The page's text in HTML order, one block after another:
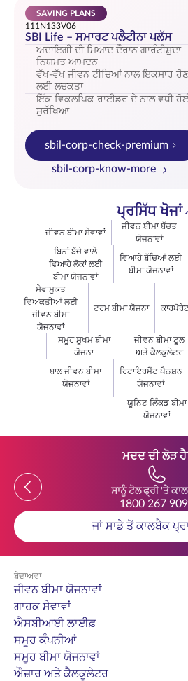
111N133V06
SAVING PLANS
SBI Life – ਸਮਾਰਟ ਪਲੈਟੀਨਾ ਪਲੱਸ
ਅਦਾਇਗੀ ਦੀ ਮਿਆਦ ਦੌਰਾਨ ਗਾਰੰਟੀਸ਼ੁਦਾ
ਨਿਯਮਤ ਆਮਦਨ
ਵੱਖ-ਵੱਖ ਜੀਵਨ ਟੀਚਿਆਂ ਨਾਲ ਇਕਸਾਰ ਹੋਣ
ਲਈ ਲਚਕਤਾ
ਇੱਕ ਵਿਕਲਪਿਕ ਰਾਈਡਰ ਦੇ ਨਾਲ ਵਧੀ
ਸੁਰੱਖਿਆ
sbil-corp-check-premium
sbil-corp-know-more
ਪ੍ਰਸਿੱਧ ਖੋਜਾਂ
ਜੀਵਨ ਬੀਮਾ ਸੇਵਾਵਾਂ
ਜੀਵਨ ਬੀਮਾ ਬੱਚਤ
ਯੋਜਨਾਵਾਂ
ਬਿਨਾਂ ਬੱਚੇ ਵਾਲੇ
ਵਿਆਹੇ ਲੋਕਾਂ ਲਈ
ਬੀਮਾ ਯੋਜਨਾਵਾਂ
ਵਿਆਹੇ ਬੱਚਿਆਂ ਲਈ
ਬੀਮਾ ਯੋਜਨਾਵਾਂ
ਸੇਵਾਮੁਕਤ
ਵਿਅਕਤੀਆਂ ਲਈ
ਜੀਵਨ ਬੀਮਾ
ਯੋਜਨਾਵਾਂ
ਟਰਮ ਬੀਮਾ ਯੋਜਨਾ
ਸਮੂਹ ਸੂਖਮ ਬੀਮਾ
ਯੋਜਨਾ
ਜੀਵਨ ਬੀਮਾ ਟੂਲ
ਅਤੇ ਕੈਲਕੁਲੇਟਰ
ਬਾਲ ਜੀਵਨ ਬੀਮਾ
ਯੋਜਨਾਵਾਂ
ਰਿਟਾਇਰਮੈਂਟ ਪੈਨਸ਼ਨ
ਯੋਜਨਾਵਾਂ
ਯੂਨਿਟ ਲਿੰਕਡ ਬੀਮਾ
ਯੋਜਨਾਵਾਂ
ਮਦਦ ਦੀ ਲੋੜ
Previous
ਸਾਨੂੰ ਟੋਲ ਫ੍ਰੀ 'ਤੇ
1800 267
ਜਾਂ ਸਾਡੇ ਤੋਂ ਕਾਲਬੈਕ
ਬੇਦਾਅਵਾ
ਜੀਵਨ ਬੀਮਾ ਯੋਜਨਾਵਾਂ
ਗਾਹਕ ਸੇਵਾਵਾਂ
ਐਸਬੀਆਈ ਲਾਈਫ਼
ਸਮੂਹ ਕੰਪਨੀਆਂ
ਸਮੂਹ ਬੀਮਾ ਯੋਜਨਾਵਾਂ
ਔਜ਼ਾਰ ਅਤੇ ਕੈਲਕੂਲੇਟਰ